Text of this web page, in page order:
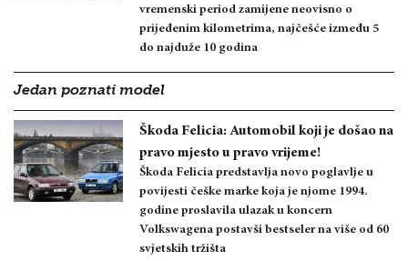
vremenski period zamijene neovisno o
prijeđenim kilometrima, najčešće između 5
do najduže 10 godina
Jedan poznati model
Škoda Felicia: Automobil koji je došao na
pravo mjesto u pravo vrijeme!
Škoda Felicia predstavlja novo poglavlje u
povijesti češke marke koja je njome 1994.
godine proslavila ulazak u koncern
Volkswagena postavši bestseler na više od 60
svjetskih tržišta